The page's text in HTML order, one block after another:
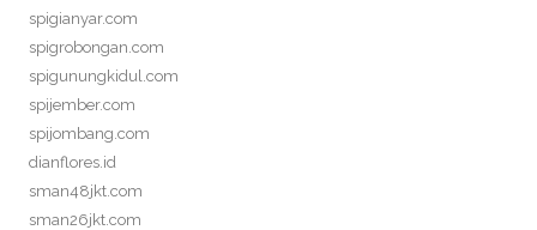
spigianyar.com
spigrobongan.com
spigunungkidul.com
spijember.com
spijombang.com
dianflores.id
sman48jkt.com
sman26jkt.com